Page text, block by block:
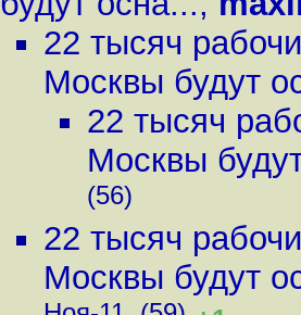
22 тысяч
Москвы будут
22 тысяч
Москвы
(56)
22 тысяч
Москвы будут